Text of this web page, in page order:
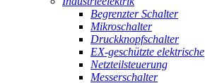
Begrenzter Schalter
Mikroschalter
Druckknopfschalter
EX-geschützte elektrische
Netzteilsteuerung
Messerschalter